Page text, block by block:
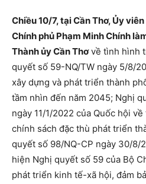
Chiều 10/7, tại Cần Thơ, Ủy
Chính phủ Phạm Minh Chính
Thành ủy Cần Thơvề tình hình
quyết số 59-NQ/TW ngày 5/8/
xây dựng và phát triển thành
tầm nhìn đến năm 2045; Nghị
ngày 11/1/2022 của Quốc hội
chính sách đặc thù phát triển
quyết số 98/NQ-CP ngày 30/8/
hiện Nghị quyết số 59 của Bộ
phát triển kinh tế-xã hội, đảm